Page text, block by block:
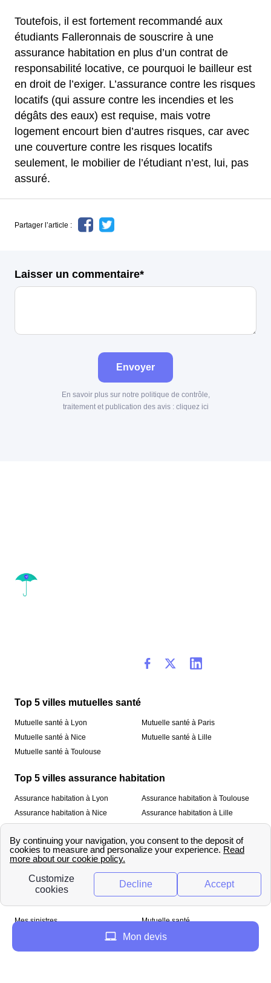
Toutefois, il est fortement recommandé aux
étudiants Falleronnais de souscrire à une
assurance habitation en plus d’un contrat de
responsabilité locative, ce pourquoi le bailleur est
en droit de l’exiger. L’assurance contre les risques
locatifs (qui assure contre les incendies et les
dégâts des eaux) est requise, mais votre
logement encourt bien d’autres risques, car avec
une couverture contre les risques locatifs
seulement, le mobilier de l’étudiant n’est, lui, pas
assuré.
Partager l’article :
Laisser un commentaire*
Envoyer
En savoir plus sur notre politique de contrôle,
traitement et publication des avis : cliquez ici
Top 5 villes mutuelles santé
Mutuelle santé à Lyon
Mutuelle santé à Nice
Mutuelle santé à Toulouse
Mutuelle santé à Paris
Mutuelle santé à Lille
Top 5 villes assurance habitation
Assurance habitation à Lyon
Assurance habitation à Nice
Assurance habitation à Toulouse
Assurance habitation à Lille
À propos
Qui sommes-nous ? Mentions légales
Mes sinistres
Mutuelle santé
Mon devis